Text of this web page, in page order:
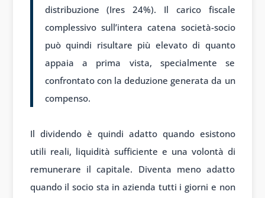
distribuzione (Ires 24%). Il carico fiscale
complessivo sull’intera catena società-socio
può quindi risultare più elevato di quanto
appaia a prima vista, specialmente se
confrontato con la deduzione generata da un
compenso.
Il dividendo è quindi adatto quando esistono
utili reali, liquidità sufficiente e una volontà di
remunerare il capitale. Diventa meno adatto
quando il socio sta in azienda tutti i giorni e non